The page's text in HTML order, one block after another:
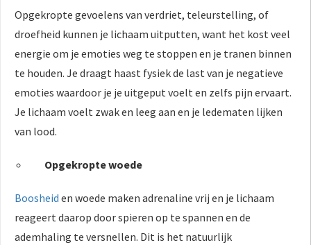
Opgekropte gevoelens van verdriet, teleurstelling, of
droefheid kunnen je lichaam uitputten, want het kost veel
energie om je emoties weg te stoppen en je tranen binnen
te houden. Je draagt haast fysiek de last van je negatieve
emoties waardoor je je uitgeput voelt en zelfs pijn ervaart.
Je lichaam voelt zwak en leeg aan en je ledematen lijken
van lood.
Opgekropte woede
Boosheid en woede maken adrenaline vrij en je lichaam
reageert daarop door spieren op te spannen en de
ademhaling te versnellen. Dit is het natuurlijk